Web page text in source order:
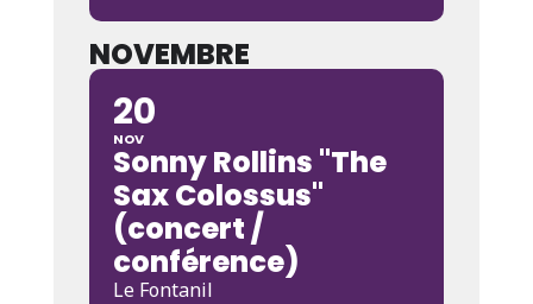
NOVEMBRE
20
NOV
Sonny Rollins "The
Sax Colossus"
(concert /
conférence)
Le Fontanil